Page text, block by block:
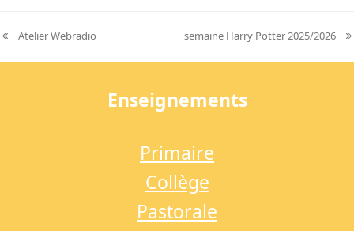
previous
post:
Atelier Webradio
next
post:
semaine Harry Potter 2025/2026
Enseignements
Primaire
Collège
Pastorale